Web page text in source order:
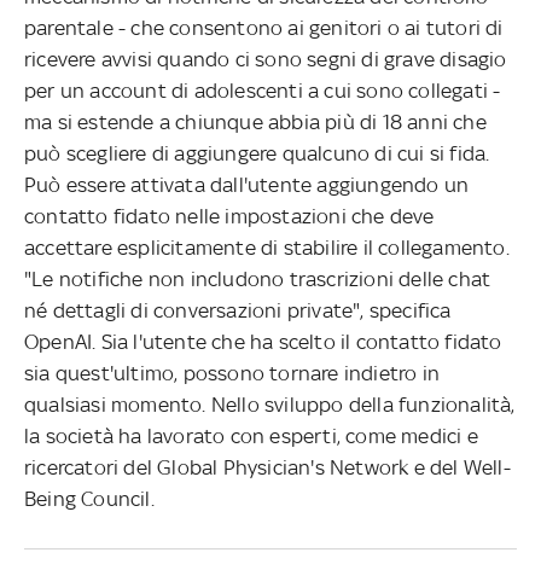
parentale - che consentono ai genitori o ai tutori di
ricevere avvisi quando ci sono segni di grave disagio
per un account di adolescenti a cui sono collegati -
ma si estende a chiunque abbia più di 18 anni che
può scegliere di aggiungere qualcuno di cui si fida.
Può essere attivata dall'utente aggiungendo un
contatto fidato nelle impostazioni che deve
accettare esplicitamente di stabilire il collegamento.
"Le notifiche non includono trascrizioni delle chat
né dettagli di conversazioni private", specifica
OpenAI. Sia l'utente che ha scelto il contatto fidato
sia quest'ultimo, possono tornare indietro in
qualsiasi momento. Nello sviluppo della funzionalità,
la società ha lavorato con esperti, come medici e
ricercatori del Global Physician's Network e del Well-
Being Council.